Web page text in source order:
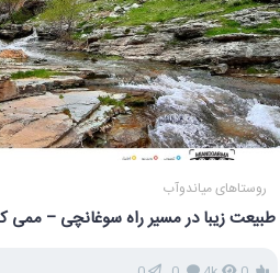
روستاهای میاندوآب
طبیعت زیبا در مسیر راه سوغانچی – ممی